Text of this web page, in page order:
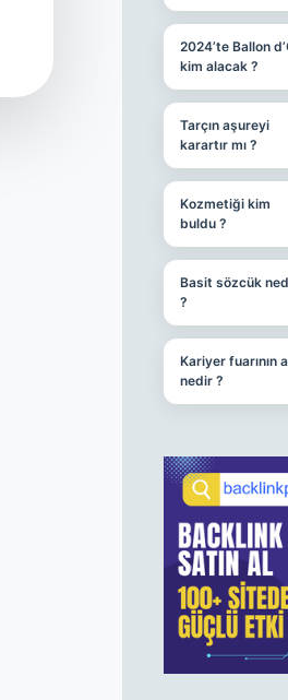
2024’te Ballon
kim alacak ?
Tarçın aşureyi
karartır mı ?
Kozmetiği kim
buldu ?
Basit sözcük
?
Kariyer fuarının
nedir ?